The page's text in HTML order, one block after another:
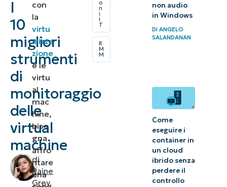
I
10
migliori
strumenti
di
monitoraggio
delle
virtual
machine
di
Raine
Grey,
sono le
virtual
machine?
Hyper-V
L’importanza
con
la
virtu
alizza
zione
e le
virtu
al
mac
hine,
biso
gna
affro
ntare
una
o
n
i
I
T
R
M
M
non audio
in Windows
DIANGELO
SALANDANAN
Come
eseguire i
container in
un cloud
ibrido senza
perdere il
controllo